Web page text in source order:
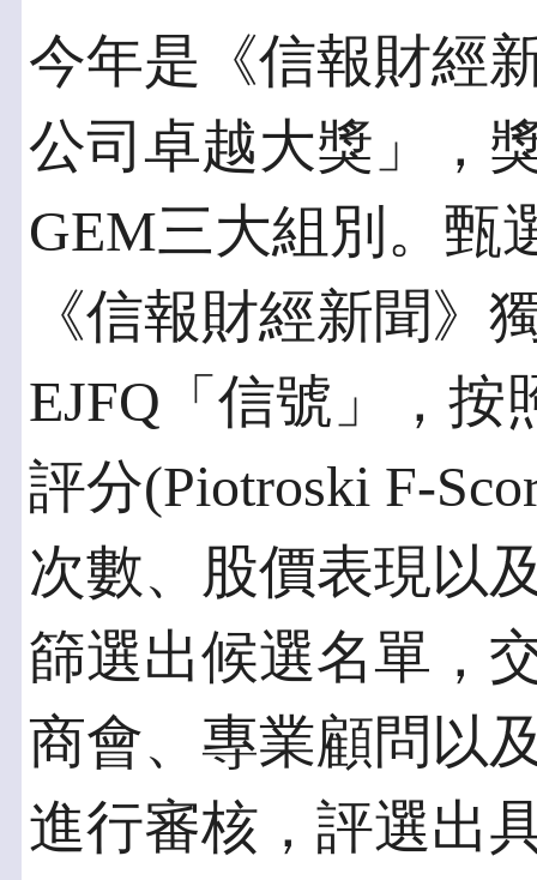
今年是《信報財經
公司卓越大獎」，
GEM三大組別。甄
《信報財經新聞》
EJFQ「信號」，按
評分(Piotroski F-
次數、股價表現以
篩選出候選名單，
商會、專業顧問以
進行審核，評選出